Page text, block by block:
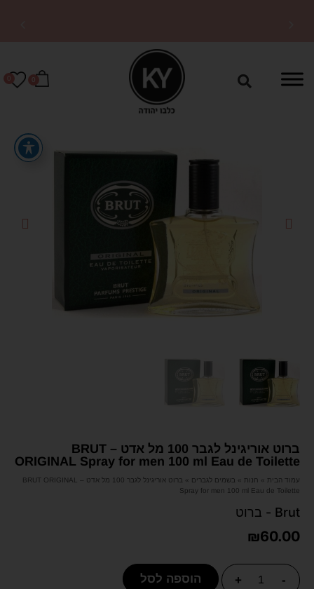
0
0
ברוט אוריגינל לגבר 100 מל אדט – BRUT
ORIGINAL Spray for men 100 ml Eau de Toilette
עמוד הבית » חנות » בשמים לגברים »
ברוט אוריגינל לגבר 100 מל אדט – BRUT ORIGINAL
Spray for men 100 ml Eau de Toilette
Brut - ברוט
₪60.00
-
+ הוספה לסל